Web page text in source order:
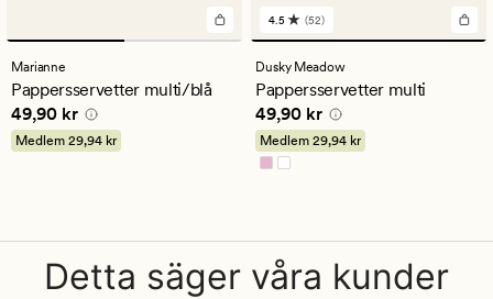
Marianne
Pappersservetter multi/blå
Pris 49,90 kr
49,90 kr
Medlem 29,94 kr
52
omdömen
med
ett
genomsnittligt
betyg
på
4.5
4.5 (52)
Dusky Meadow
Pappersservetter multi
Pris 49,90 kr
49,90 kr
Medlem 29,94 kr
Detta säger våra kunder